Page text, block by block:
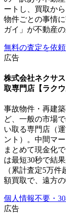
ートし、買取か
物件ごとの事情
ガイ」が不動産
無料の査定を依
広告
株式会社ネクサ
取専門店【ラクウ
事故物件・再建
ど、一般の市場
い取る専門店（
ント）。中間マ
まとめて現金化
は最短30秒で結
（累計査定5万
額買取で、遠方
個人情報不要・
広告